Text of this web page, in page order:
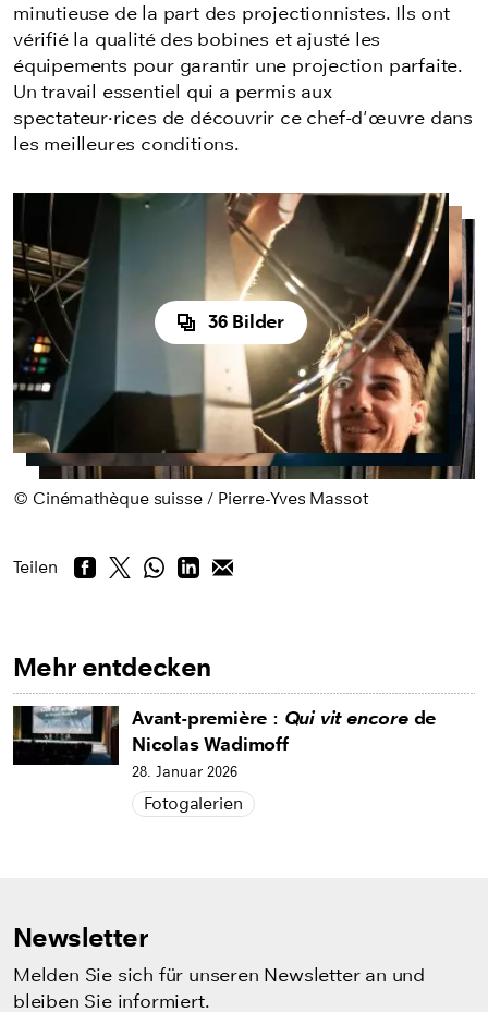
minutieuse de la part des projectionnistes. Ils ont
vérifié la qualité des bobines et ajusté les
équipements pour garantir une projection parfaite.
Un travail essentiel qui a permis aux
spectateur·rices de découvrir ce chef-d'œuvre dans
les meilleures conditions.
36 Bilder
© Cinémathèque suisse / Pierre-Yves Massot
Teilen
Mehr entdecken
Avant-première : Qui vit encorede
Nicolas Wadimoff
28. Januar 2026
Fotogalerien
Newsletter
Melden Sie sich für unseren Newsletter an und
bleiben Sie informiert.